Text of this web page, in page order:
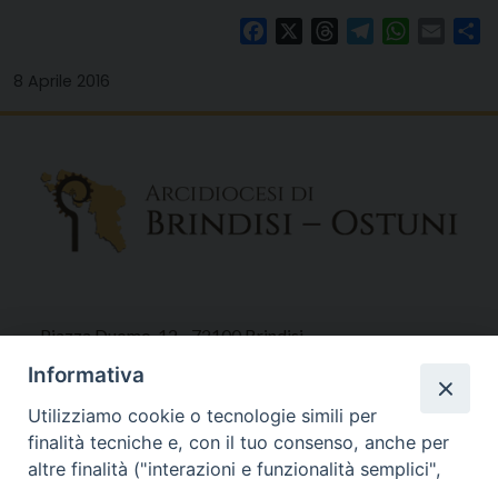
FacebookThreadsTelegram Email
8 Aprile 2016
Piazza Duomo, 12 - 72100 Brindisi
Tel 0831.521958
Fax 0831.528315
Informativa
Utilizziamo cookie o tecnologie simili per
finalità tecniche e, con il tuo consenso, anche per
altre finalità ("interazioni e funzionalità semplici",